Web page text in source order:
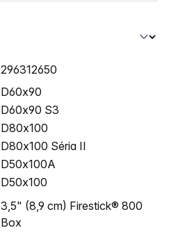
296312650
D60x90
D60x90 S3
D80x100
D80x100 Séria II
D50x100A
D50x100
3,5" (8,9 cm) Firestick® 800
Box